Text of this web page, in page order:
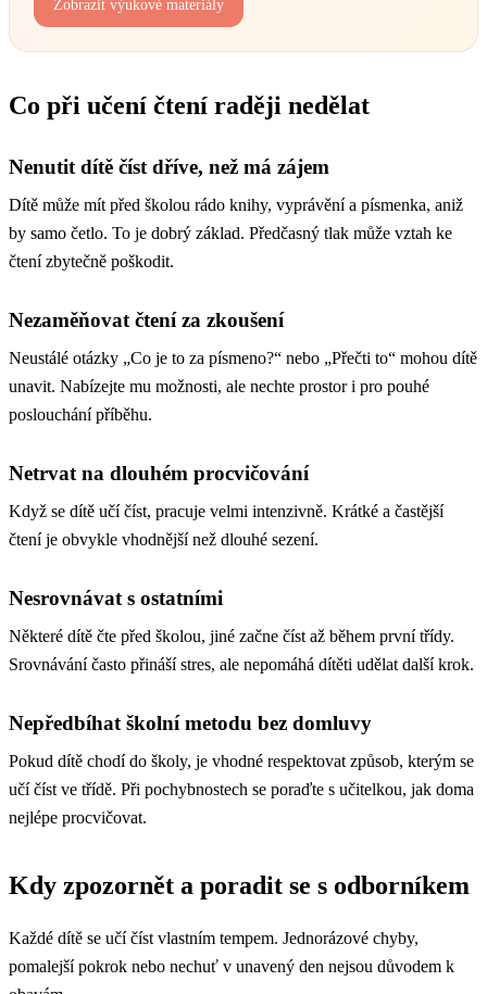
Zobrazit výukové materiály
Co při učení čtení raději nedělat
Nenutit dítě číst dříve, než má zájem
Dítě může mít před školou rádo knihy, vyprávění a písmenka, aniž
by samo četlo. To je dobrý základ. Předčasný tlak může vztah ke
čtení zbytečně poškodit.
Nezaměňovat čtení za zkoušení
Neustálé otázky „Co je to za písmeno?“ nebo „Přečti to“ mohou dítě
unavit. Nabízejte mu možnosti, ale nechte prostor i pro pouhé
poslouchání příběhu.
Netrvat na dlouhém procvičování
Když se dítě učí číst, pracuje velmi intenzivně. Krátké a častější
čtení je obvykle vhodnější než dlouhé sezení.
Nesrovnávat s ostatními
Některé dítě čte před školou, jiné začne číst až během první třídy.
Srovnávání často přináší stres, ale nepomáhá dítěti udělat další krok.
Nepředbíhat školní metodu bez domluvy
Pokud dítě chodí do školy, je vhodné respektovat způsob, kterým se
učí číst ve třídě. Při pochybnostech se poraďte s učitelkou, jak doma
nejlépe procvičovat.
Kdy zpozornět a poradit se s odborníkem
Každé dítě se učí číst vlastním tempem. Jednorázové chyby,
pomalejší pokrok nebo nechuť v unavený den nejsou důvodem k